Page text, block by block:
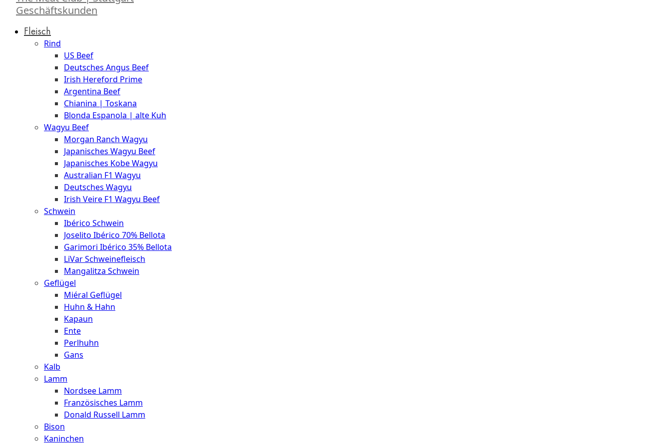
Geschäftskunden
Fleisch
Rind
US Beef
Deutsches Angus Beef
Irish Hereford Prime
Argentina Beef
Chianina | Toskana
Blonda Espanola | alte Kuh
Wagyu Beef
Morgan Ranch Wagyu
Japanisches Wagyu Beef
Japanisches Kobe Wagyu
Australian F1 Wagyu
Deutsches Wagyu
Irish Veire F1 Wagyu Beef
Schwein
Ibérico Schwein
Joselito Ibérico 70% Bellota
Garimori Ibérico 35% Bellota
LiVar Schweinefleisch
Mangalitza Schwein
Geflügel
Miéral Geflügel
Huhn & Hahn
Kapaun
Ente
Perlhuhn
Gans
Kalb
Lamm
Nordsee Lamm
Französisches Lamm
Donald Russell Lamm
Bison
Kaninchen